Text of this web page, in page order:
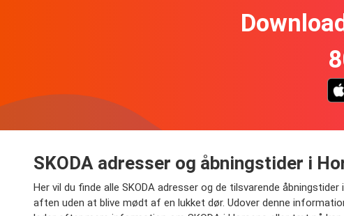
SKODA adresser og åbningstider i
Her vil du finde alle SKODA adresser og de tilsvarende
aften uden at blive mødt af en lukket dør. Udover denne